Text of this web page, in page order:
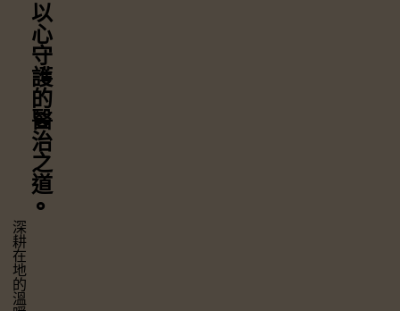
以心守護
的醫治之道
⚬